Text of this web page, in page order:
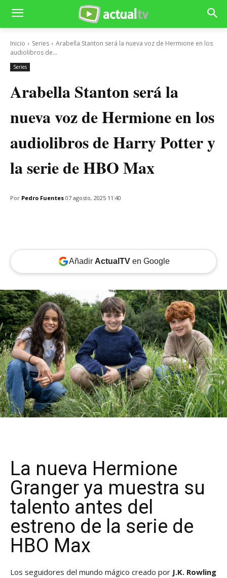
Inicio Series
Arabella Stanton será la nueva voz de Hermione en los
audiolibros de...
Series
Arabella Stanton será la
nueva voz de Hermione en los
audiolibros de Harry Potter y
la serie de HBO Max
Por Pedro Fuentes 07 agosto, 2025 11:40
Añadir ActualTVen Google
La nueva Hermione
Granger ya muestra su
talento antes del
estreno de la serie de
HBO Max
Los seguidores del mundo mágico creado por J.K. Rowling